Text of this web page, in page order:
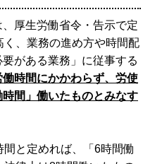
厚生労働省令・告示で定
、業務の進め方や時間配
がある業務」に従事する
働時間にかかわらず、労使
間」働いたものとみなす
と定めれば、「6時間働